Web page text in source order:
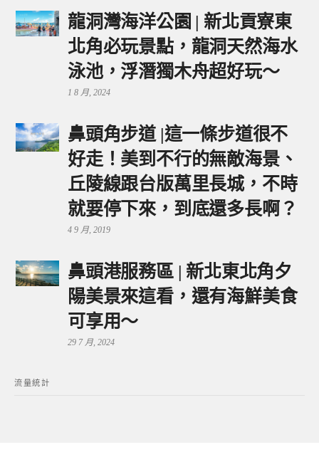
龍洞灣海洋公園 | 新北貢寮東
北角必玩景點，龍洞天然海水
泳池，浮潛獨木舟超好玩～
1 8 月, 2024
鼻頭角步道 |這一條步道很不
好走！美到不行的無敵海景、
丘陵線跟台版萬里長城，不時
就要停下來，到底還多長啊？
4 9 月, 2019
鼻頭港服務區 | 新北東北角夕
陽美景來這看，還有海鮮美食
可享用～
29 7 月, 2024
流量統計